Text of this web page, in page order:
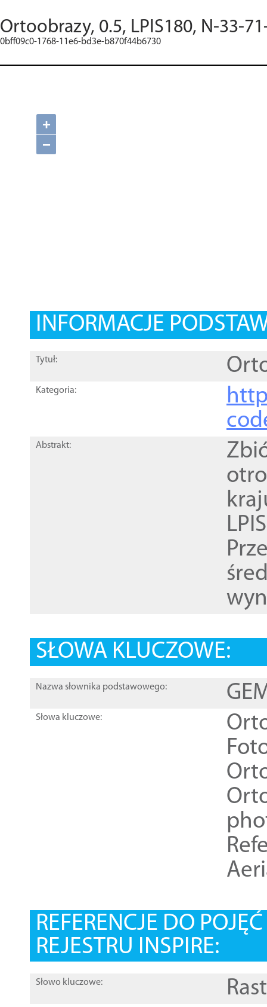
Ortoobrazy, 0.5, LPIS180, N-33-
0bff09c0-1768-11e6-bd3e-b870f44b6730
+
−
INFORMACJE
Tytuł:
Kategoria:
Abstrakt:
SŁOWA KLUCZOWE:
Nazwa słownika podstawowego:
Słowa kluczowe:
REFERENCJE DO
REJESTRU INSPIRE:
Słowo kluczowe: